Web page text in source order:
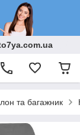
та багажник